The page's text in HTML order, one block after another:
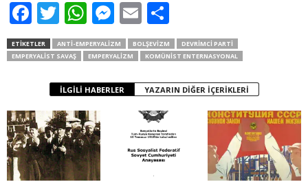
F
a
c
o
o
k
T
wi
tt
er
W
h
at
s
A
p
p
M
e
ss
e
n
er
E
m
ail
h
ar
e
ETIKETLER ANTI-EMPERYALIZM BOLŞEVIZM
DEVRIMCI PARTI
EMPERYALIST SAVAŞ
EMPERYALIZM KOMÜNIST ENTERNASYONAL
İLGILI HABERLER YAZARIN DIĞER İÇERIKLERI